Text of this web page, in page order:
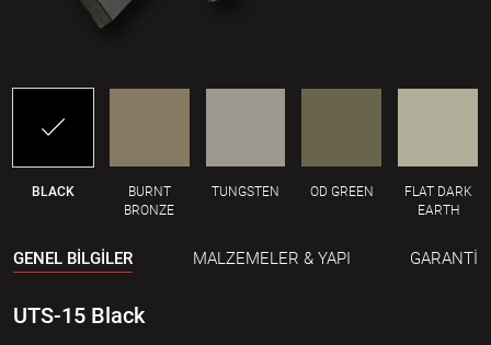
BLACK
BURNT
BRONZE
TUNGSTEN OD GREEN
FLAT DARK
EARTH
GENEL BİLGİLER MALZEMELER & YAPI GARANTİ
UTS-15 Black